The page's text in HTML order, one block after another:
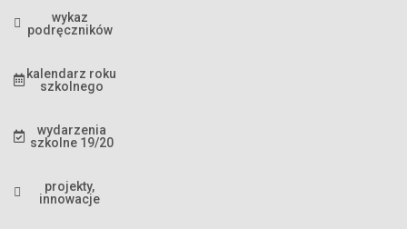
wykaz
podręczników
kalendarz roku
szkolnego
wydarzenia
szkolne 19/20
projekty,
innowacje